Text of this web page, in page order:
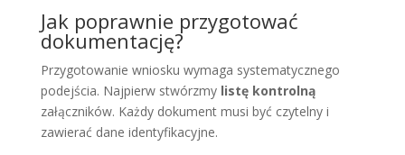
Jak poprawnie przygotować
dokumentację?
Przygotowanie wniosku wymaga systematycznego
podejścia. Najpierw stwórzmy listę kontrolną
załączników. Każdy dokument musi być czytelny i
zawierać dane identyfikacyjne.